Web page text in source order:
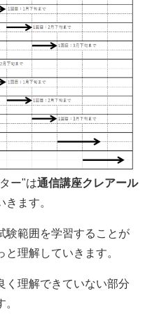
ー"は通信講座クレアール
ます。
験範囲を学習することが
理解していきます。
く理解できていない部分